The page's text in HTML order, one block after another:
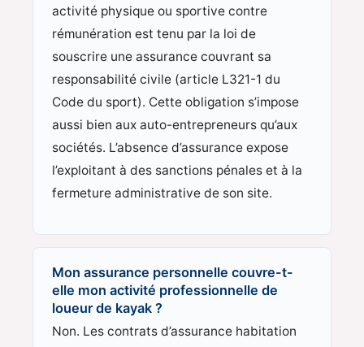
activité physique ou sportive contre
rémunération est tenu par la loi de
souscrire une assurance couvrant sa
responsabilité civile (article L321-1 du
Code du sport). Cette obligation s’impose
aussi bien aux auto-entrepreneurs qu’aux
sociétés. L’absence d’assurance expose
l’exploitant à des sanctions pénales et à la
fermeture administrative de son site.
Mon assurance personnelle couvre-t-
elle mon activité professionnelle de
loueur de kayak ?
Non. Les contrats d’assurance habitation